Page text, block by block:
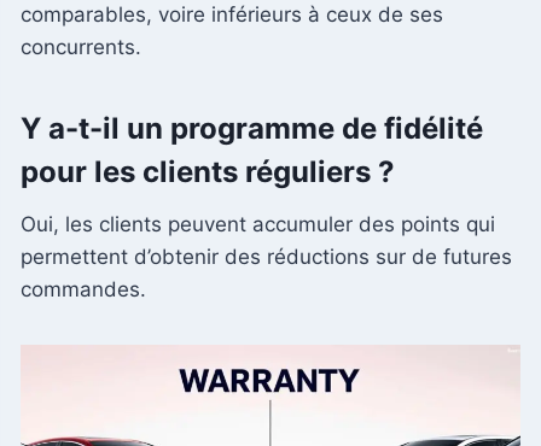
comparables, voire inférieurs à ceux de ses
concurrents.
Y a-t-il un programme de fidélité
pour les clients réguliers ?
Oui, les clients peuvent accumuler des points qui
permettent d’obtenir des réductions sur de futures
commandes.